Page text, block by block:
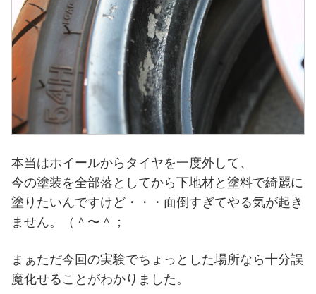
本当はホイールからタイヤを一度外して、
今の塗装を全部落としてから下地材と塗料で綺麗に
塗りたいんですけど・・・面倒すぎてやる気が起き
ません。（＾〜＾；
まぁただ今回の実験でちょっとした場所なら十分誤
魔化せることがわかりました。